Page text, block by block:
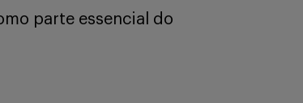
parte essencial do